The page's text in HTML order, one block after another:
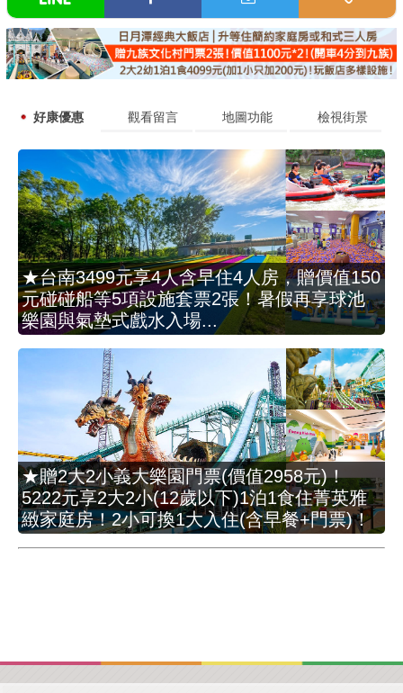
好康優惠 觀看留言 地圖功能 檢視街景
★台南3499元享4人含早住4人房，贈價值150
元碰碰船等5項設施套票2張！暑假再享球池
樂園與氣墊式戲水入場...
★贈2大2小義大樂園門票(價值2958元)！
5222元享2大2小(12歲以下)1泊1食住菁英雅
緻家庭房！2小可換1大入住(含早餐+門票)！